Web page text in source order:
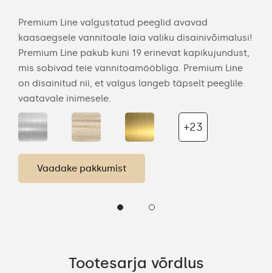
Premium Line valgustatud peeglid avavad
kaasaegsele vannitoale laia valiku disainivõimalusi!
Premium Line pakub kuni 19 erinevat kapikujundust,
mis sobivad teie vannitoamööbliga. Premium Line
on disainitud nii, et valgus langeb täpselt peeglile
vaatavale inimesele.
+23
Vaadake pakkumist
Tootesarja võrdlus